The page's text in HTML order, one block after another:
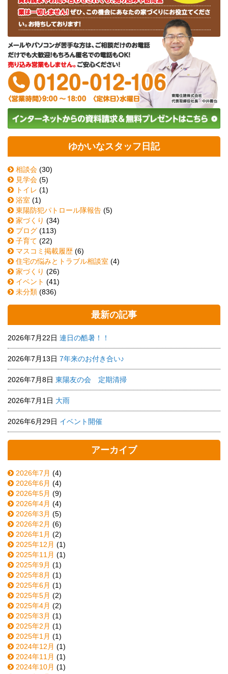
ゆかいなスタッフ日記
相談会 (30)
見学会 (5)
トイレ (1)
浴室 (1)
東陽防犯パトロール隊報告 (5)
家づくり (34)
ブログ (113)
子育て (22)
マスコミ掲載履歴 (6)
住宅の悩みとトラブル相談室 (4)
家づくり (26)
イベント (41)
未分類 (836)
最新の記事
2026年7月22日 連日の酷暑！！
2026年7月13日 7年来のお付き合い♪
2026年7月8日 東陽友の会 定期清掃
2026年7月1日 大雨
2026年6月29日 イベント開催
アーカイブ
2026年7月 (4)
2026年6月 (4)
2026年5月 (9)
2026年4月 (4)
2026年3月 (5)
2026年2月 (6)
2026年1月 (2)
2025年12月 (1)
2025年11月 (1)
2025年9月 (1)
2025年8月 (1)
2025年6月 (1)
2025年5月 (2)
2025年4月 (2)
2025年3月 (1)
2025年2月 (1)
2025年1月 (1)
2024年12月 (1)
2024年11月 (1)
2024年10月 (1)